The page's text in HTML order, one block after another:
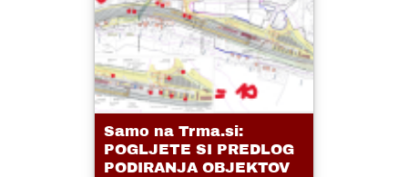
Samo na Trma.si:
POGLJETE SI PREDLOG
PODIRANJA OBJEKTOV